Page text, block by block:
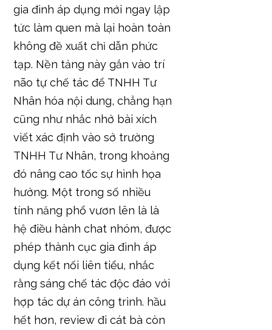
gia đình áp dụng mới ngay lập
tức làm quen mà lại hoàn toàn
không đề xuất chỉ dẫn phức
tạp. Nền tảng này gắn vào trí
não tự chế tác để TNHH Tư
Nhân hóa nội dung, chẳng hạn
cũng như nhắc nhở bài xích
viết xác định vào sở trường
TNHH Tư Nhân, trong khoảng
đó nâng cao tốc sự hình họa
hưởng. Một trong số nhiều
tính năng phổ vươn lên là là
hệ điều hành chat nhóm, được
phép thành cục gia đình áp
dụng kết nối liên tiểu, nhắc
rằng sáng chế tác độc đáo với
hợp tác dự án công trình. hầu
hết hơn, review đi cát bà còn